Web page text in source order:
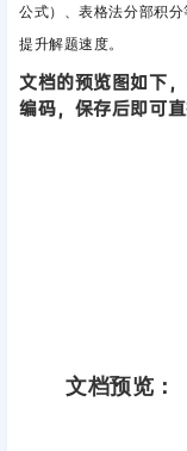
公式）、表格法分部积分
提升解题速度。
文档的预览图如下
编码，保存后即可直
文档预览：